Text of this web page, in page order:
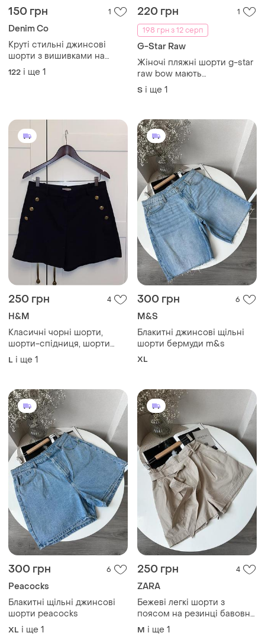
150 грн 1
Denim Co
Круті стильні джинсові
шорти з вишивками на
дівчинку 7/8р denim co
122 і ще 1
220 грн
1
198 грн з 12 серп
G-Star Raw
Жіночі пляжні шорти g-star
raw bow мають
контрастний білий кант та
вишитий логотип.
S і ще 1
250 грн 4
H&M
Класичні чорні шорти,
шорти-спідниця, шорти
бермуди, шорти з високою
посадкою
L і ще 1
300 грн 6
M&S
Блакитні джинсові щільні
шорти бермуди m&s
XL
300 грн 6
Peacocks
Блакитні щільні джинсові
шорти peacocks
XL і ще 1
250 грн 4
ZARA
Бежеві легкі шорти з
поясом на резинці бавовна
zara
M і ще 1